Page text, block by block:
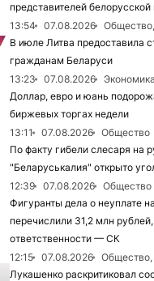
представителей
13:54
07.08.2026
В июле Литва предоставила
гражданам Беларуси
13:23
07.08.2026
Экономика
Доллар, евро и юань
биржевых торгах недели
13:11
07.08.2026
Общество
По факту гибели слесаря на
"Беларуськалия" открыто
12:39
07.08.2026
Общество
Фигуранты дела о неуплате
перечислили 31,2 млн
ответственности — СК
12:15
07.08.2026
Общество,
Лукашенко раскритиковал